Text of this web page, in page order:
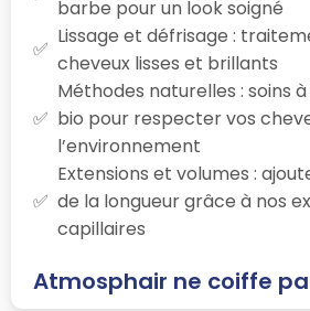
barbe pour un look soigné
Lissage et défrisage :
cheveux lisses et brillants
Méthodes naturelles : soins
bio pour respecter vos
l’environnement
Extensions et volumes :
de la longueur grâce à nos
capillaires
Atmosphair ne coiffe